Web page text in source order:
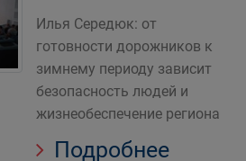
Илья Середюк: от
готовности дорожников к
зимнему периоду зависит
безопасность людей и
жизнеобеспечение региона
Подробнее